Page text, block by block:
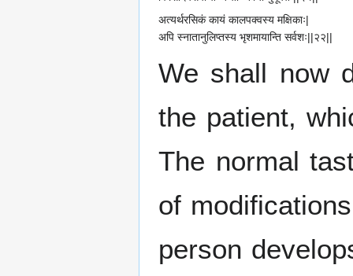
अत्यर्थरसिकं कायं कालपक्वस्य मक्षिकाः|
अपि स्नातानुलिप्तस्य भृशमायान्ति सर्वशः||२२||
We shall now
the patient,
The normal
of
person